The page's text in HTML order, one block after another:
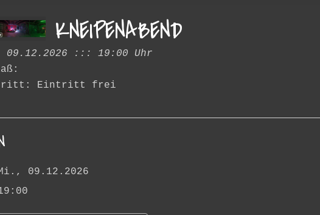
KNEIPENABEND
09.12.2026 ::: 19:00 Uhr
Eintritt frei
09.12.2026